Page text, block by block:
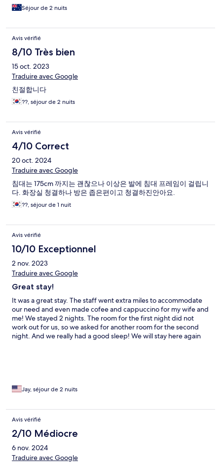
Séjour de 2 nuits
Avis vérifié
8/10 Très bien
15 oct. 2023
Traduire avec Google
친절합니다
??, séjour de 2 nuits
Avis vérifié
4/10 Correct
20 oct. 2024
Traduire avec Google
침대는 175cm 까지는 괜찮으나 이상은 발에 침대 프레임이 걸립니
다. 화장실 청결하나 방은 좁은편이고 청결하진안아요.
??, séjour de 1 nuit
Avis vérifié
10/10 Exceptionnel
2 nov. 2023
Traduire avec Google
Great stay!
It was a great stay. The staff went extra miles to accommodate
our need and even made cofee and cappuccino for my wife and
me! We stayed 2 nights. The room for the first night did not
work out for us, so we asked for another room for the second
night. And we really had a good sleep! We will stay here again
Jay, séjour de 2 nuits
Avis vérifié
2/10 Médiocre
6 nov. 2024
Traduire avec Google